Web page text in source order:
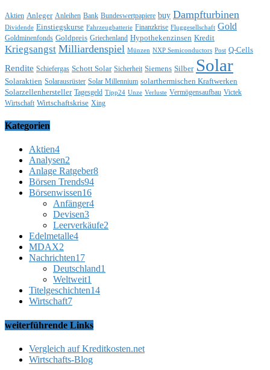
Aktien Anleger Anleihen Bank Bundeswertpapiere buy Dampfturbinen
Dividende Einstiegskurse Fahrzeugbatterie Finanzkrise Fluggesellschaft Gold
Goldminenfonds Goldpreis Griechenland Hypothekenzinsen Kredit
Kriegsangst Milliardenspiel Münzen NXP Semiconductors Post Q-Cells
Rendite Schiefergas Schott Solar Sicherheit Siemens Silber Solar
Solaraktien Solarausrüster Solar Millennium solarthermischen Kraftwerken
Solarzellenhersteller Tagesgeld Tipp24 Unze Verluste Vermögensaufbau Victek
Wirtschaft Wirtschaftskrise Xing
Kategorien
Aktien4
Analysen2
Anlage Ratgeber8
Börsen Trends94
Börsenwissen16
Anfänger4
Devisen3
Leerverkäufe2
Edelmetalle4
MDAX2
Nachrichten17
Deutschland1
Weltweit1
Titelgeschichten14
Wirtschaft7
weiterführende Links
Vergleich auf Kreditkosten.net
Wirtschafts-Blog